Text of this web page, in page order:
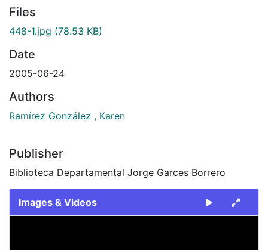
Files
448-1.jpg (78.53 KB)
Date
2005-06-24
Authors
Ramírez González , Karen
Publisher
Biblioteca Departamental Jorge Garces Borrero
Images & Videos